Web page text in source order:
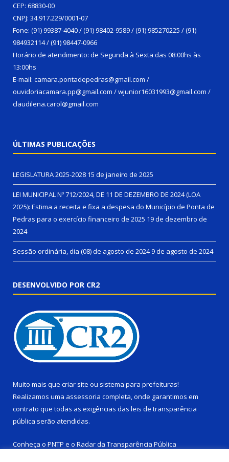
CEP: 68830-00
CNPJ: 34.917.229/0001-07
Fone: (91) 99387-4040 / (91) 98402-9589 / (91) 985270225 / (91)
984932114 / (91) 98447-0966
Horário de atendimento: de Segunda à Sexta das 08:00hs às
13:00hs
E-mail: camara.pontadepedras@gmail.com /
ouvidoriacamara.pp@gmail.com / wjunior16031993@gmail.com /
claudilena.carol@gmail.com
ÚLTIMAS PUBLICAÇÕES
LEGISLATURA 2025-2028 15 de janeiro de 2025
LEI MUNICIPAL Nº 712/2024, DE 11 DE DEZEMBRO DE 2024 (LOA
2025): Estima a receita e fixa a despesa do Município de Ponta de
Pedras para o exercício financeiro de 2025 19 de dezembro de
2024
Sessão ordinária, dia (08) de agosto de 20249 de agosto de 2024
DESENVOLVIDO POR CR2
Muito mais que criar site ou sistema para prefeituras!
Realizamos uma assessoria completa, onde garantimos em
contrato que todas as exigências das leis de transparência
pública serão atendidas.
Conheça o PNTP e o Radar da Transparência Pública